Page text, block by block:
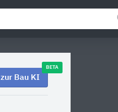
zur Bau KI
BETA